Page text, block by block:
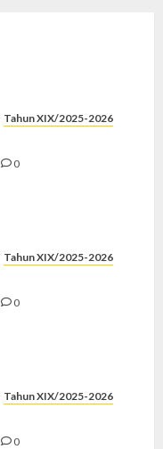
Tahun XIX/2025-2026
0
Tahun XIX/2025-2026
0
Tahun XIX/2025-2026
0